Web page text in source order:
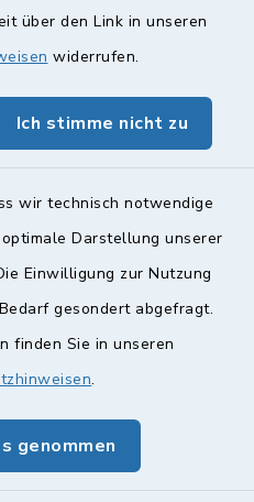
über den Link in unseren
widerrufen.
Ich stimme nicht zu
wir technisch notwendige
Darstellung unserer
Einwilligung zur Nutzung
gesondert abgefragt.
finden Sie in unseren
.
genommen